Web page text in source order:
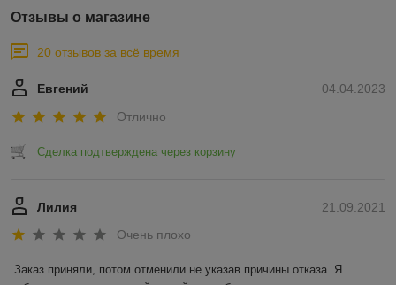
Отзывы о магазине
20 отзывов за всё время
04.04.2023
Евгений
Отлично
Сделка подтверждена через корзину
21.09.2021
Лилия
Очень плохо
Заказ приняли, потом отменили не указав причины отказа. Я